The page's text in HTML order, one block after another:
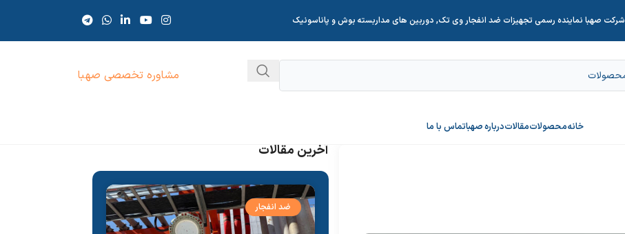
شرکت صهبا نماینده رسمی تجهیزات ضد انفجار وی تک, دوربین های مداربسته بوش و پاناسونیک
مشاوره تخصصی صهبا
خانهمحصولاتمقالاتدرباره صهباتماس با ما
آخرین مقالات
ضد انفجار